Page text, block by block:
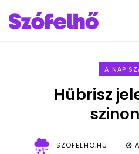
A NAP
Hübrisz
SZOFELHO.HU